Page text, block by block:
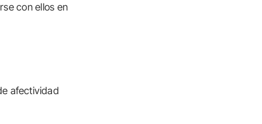
con ellos en
afectividad